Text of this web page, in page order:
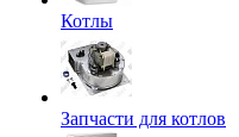
Котлы
Запчасти для котлов